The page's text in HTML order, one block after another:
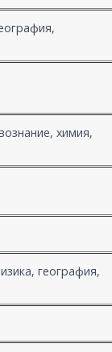
химия,
география,